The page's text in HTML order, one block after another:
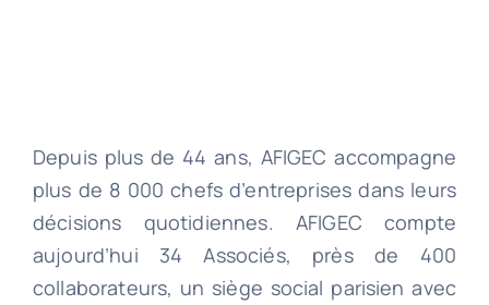
Depuis plus de 44 ans, AFIGEC accompagne
plus de 8 000 chefs d’entreprises dans leurs
décisions quotidiennes. AFIGEC compte
aujourd’hui 34 Associés, près de 400
collaborateurs, un siège social parisien avec